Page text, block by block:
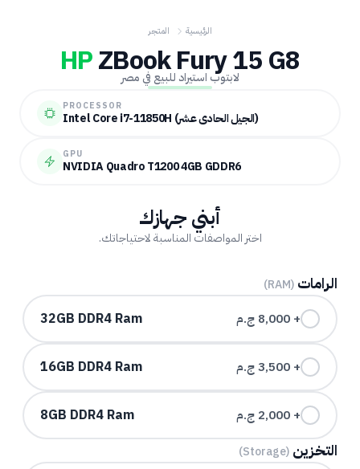
الرئيسية المتجر
HPZBook Fury 15 G8
لابتوب استيراد للبيع في مصر
PROCESSOR
Intel Core i7-11850H (الجيل الحادي عشر)
GPU
NVIDIA Quadro T1200 4GB GDDR6
أبني جهازك
اختر المواصفات المناسبة لاحتياجاتك.
الرامات (RAM)
+ 8,000 ج.م 32GB DDR4 Ram
+ 3,500 ج.م 16GB DDR4 Ram
+ 2,000 ج.م 8GB DDR4 Ram
التخزين (Storage)